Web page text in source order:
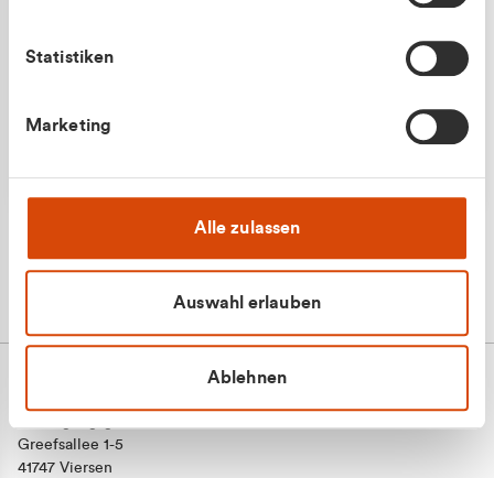
Statistiken
Marketing
Alle zulassen
Auswahl erlauben
Ablehnen
Greefsallee 1-5
41747 Viersen